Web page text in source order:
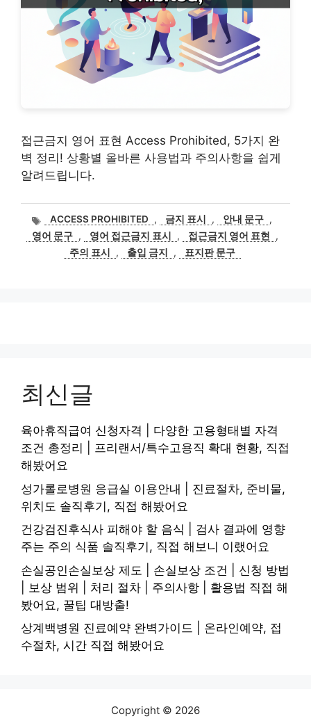
접근금지 영어 표현 Access Prohibited, 5가지 완
벽 정리! 상황별 올바른 사용법과 주의사항을 쉽게
알려드립니다.
태
그
ACCESS PROHIBITED , 금지 표시 , 안내 문구 ,
영어 문구 , 영어 접근금지 표시 , 접근금지 영어 표현
,
주의 표시
, 출입 금지 , 표지판 문구
최신글
육아휴직급여 신청자격 | 다양한 고용형태별 자격
조건 총정리 | 프리랜서/특수고용직 확대 현황, 직접
해봤어요
성가롤로병원 응급실 이용안내 | 진료절차, 준비물,
위치도 솔직후기, 직접 해봤어요
건강검진후식사 피해야 할 음식 | 검사 결과에 영향
주는 주의 식품 솔직후기, 직접 해보니 이랬어요
손실공인손실보상 제도 | 손실보상 조건 | 신청 방법
| 보상 범위 | 처리 절차 | 주의사항 | 활용법 직접 해
봤어요, 꿀팁 대방출!
상계백병원 진료예약 완벽가이드 | 온라인예약, 접
수절차, 시간 직접 해봤어요
Copyright © 2026